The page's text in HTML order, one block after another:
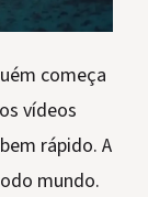
começa
vídeos
rápido. A
mundo.